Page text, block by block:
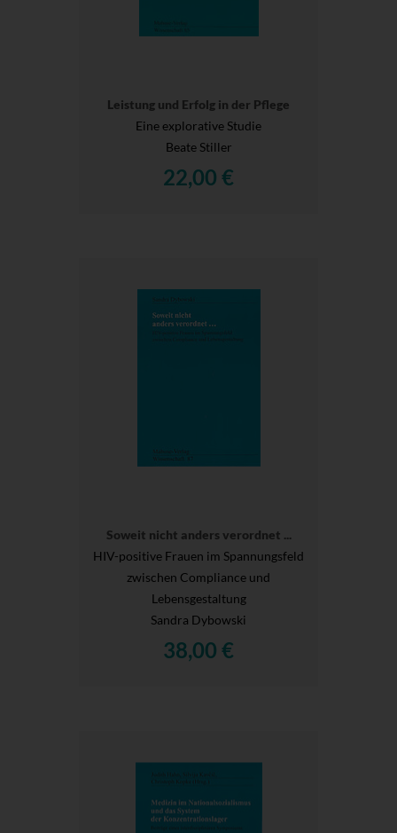
Leistung und Erfolg in der Pflege
Eine explorative Studie
Beate Stiller
22,00 €
Soweit nicht anders verordnet ...
HIV-positive Frauen im Spannungsfeld
zwischen Compliance und
Lebensgestaltung
Sandra Dybowski
38,00 €